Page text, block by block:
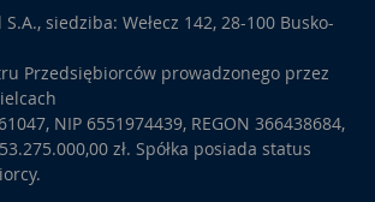
siedziba: Wełecz 142, 28-100 Busko-
Przedsiębiorców prowadzonego przez
NIP 6551974439, REGON 366438684,
zł. Spółka posiada status